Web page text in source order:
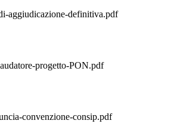
aggiudicazione-definitiva.pdf
progetto-PON.pdf
convenzione-consip.pdf